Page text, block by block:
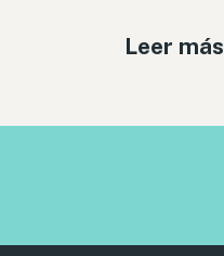
Leer más